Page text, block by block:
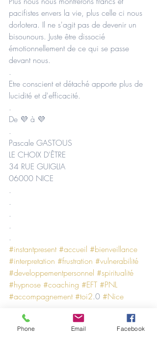
pacifistes envers la vie, plus celle ci nous
dorlotera. Il ne s'agit pas de devenir un
bisounours. Juste être dissocié
émotionnellement de ce qui se passe
devant nous.
.
Etre conscient et détaché apporte plus de
lucidité et d'efficacité.
.
De 💜 à 💜
.
Pascale GASTOUS
LE CHOIX D'ÊTRE
34 RUE GUIGLIA
06000 NICE
.
.
.
.
.
#instantpresent #accueil #bienveillance
#interpretation #frustration #vulnerabilité
#developpementpersonnel #spiritualité
#hypnose #coaching #EFT #PNL
#accompagnement #toi2.0 #Nice
Messages divers
Phone Email Facebook